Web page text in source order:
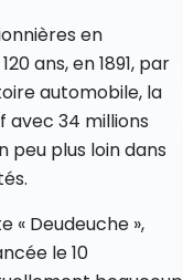
en
ans, en 1891, par
automobile, la
avec 34 millions
peu plus loin dans
« Deudeuche »,
le 10